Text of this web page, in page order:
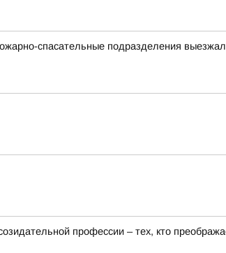
спасательные подразделения
профессии – тех, кто